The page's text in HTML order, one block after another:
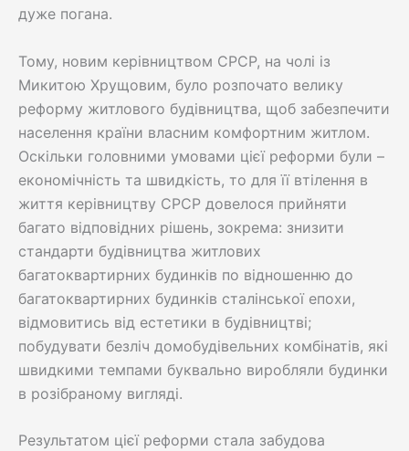
дуже погана.
Тому, новим керівництвом СРСР, на чолі із
Микитою Хрущовим, було розпочато велику
реформу житлового будівництва, щоб забезпечити
населення країни власним комфортним житлом.
Оскільки головними умовами цієї реформи були –
економічність та швидкість, то для її втілення в
життя керівництву СРСР довелося прийняти
багато відповідних рішень, зокрема: знизити
стандарти будівництва житлових
багатоквартирних будинків по відношенню до
багатоквартирних будинків сталінської епохи,
відмовитись від естетики в будівництві;
побудувати безліч домобудівельних комбінатів, які
швидкими темпами буквально виробляли будинки
в розібраному вигляді.
Результатом цієї реформи стала забудова